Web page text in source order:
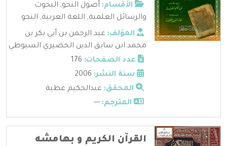
الأقسام: أصول النحو, البحوث
والرسائل العلمية, اللغة العربية, النحو
المؤلف: عبد الرحمن بن أبي بكر بن
محمد ابن سابق الدين الخضيري السيوطي
عدد الصفحات:
سنة النشر:
المحقق: عبدالحكيم عطية
المترجم: ---
القرآن الكريم و بهامشه